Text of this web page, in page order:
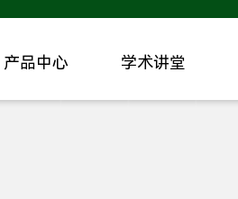
产品中心 学术讲堂